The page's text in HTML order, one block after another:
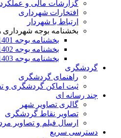
گزارشات مالی و
افتخارات شهرداری
ارتباط با شهردار
بخشنامه بوجه شهرداری
بخشنامه بوجه 1401 شهرداری ها
بخشنامه بوجه 1402 شهرداری ها
بخشنامه بوجه 1403 شهرداری ها
گردشگری
راهنمای گردشگری
ثبت اماکن گردشگری و
چند رسانه ای
گالری تصاویر شهر
تصاویر نقاط گردشگری
ارسال فیلم و تصاویر
دسترسی سریع